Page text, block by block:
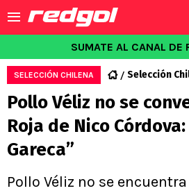
SUMATE AL CANAL DE
SELECCIÓN CHILENA Selección
Pollo Véliz no se
Roja de Nico
Gareca”
Pollo Véliz no se